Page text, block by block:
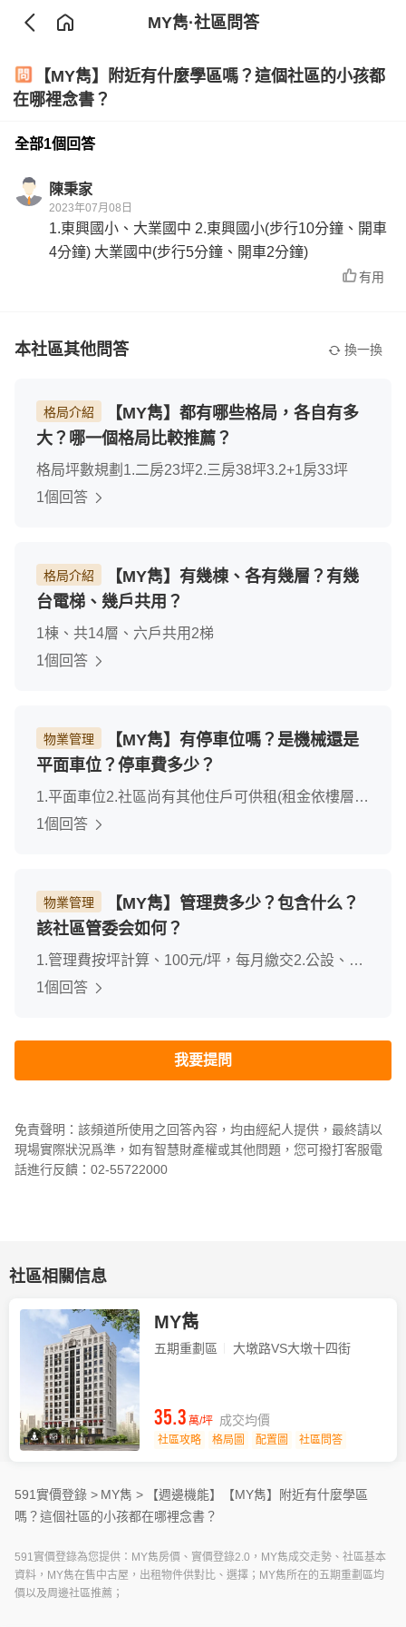
MY雋·社區問答
【MY雋】附近有什麼學區嗎？這個社區的小孩都
在哪裡念書？
全部1個回答
陳秉家
2023年07月08日
1.東興國小、大業國中 2.東興國小(步行10分鐘、開車
4分鐘) 大業國中(步行5分鐘、開車2分鐘)
有用
本社區其他問答 換一換
格局介紹
【MY雋】都有哪些格局，各自有多
大？哪一個格局比較推薦？
格局坪數規劃1.二房23坪2.三房38坪3.2+1房33坪
1個回答
格局介紹
【MY雋】有幾棟、各有幾層？有幾
台電梯、幾戶共用？
1棟、共14層、六戶共用2梯
1個回答
物業管理
【MY雋】有停車位嗎？是機械還是
平面車位？停車費多少？
1.平面車位2.社區尚有其他住戶可供租(租金依樓層不
等價格)
1個回答
物業管理
【MY雋】管理费多少？包含什么？
該社區管委会如何？
1.管理費按坪計算、100元/坪，每月繳交2.公設、管
理費支出3.管理認真確實、外人要接近社區管理員都
1個回答
我要提問
免責聲明：該頻道所使用之回答內容，均由經紀人提供，最終請以
現場實際狀況爲準，如有智慧財產權或其他問題，您可撥打客服電
話進行反饋：02-55722000
社區相關信息
MY雋
五期重劃區 大墩路VS大墩十四街
社區攻略 格局圖 配置圖 社區問答
35.3 萬/坪 成交均價
591實價登錄 > MY雋 > 【週邊機能】
【MY雋】附近有什麼學區
嗎？這個社區的小孩都在哪裡念書？
591實價登錄為您提供：MY雋房價、實價登錄2.0，MY雋成交走勢、社區基本
資料，MY雋在售中古屋，出租物件供對比、選擇；MY雋所在的五期重劃區均
價以及周邊社區推薦；